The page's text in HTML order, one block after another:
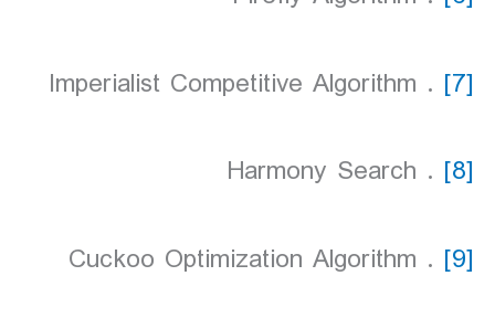
[7]
. Imperialist Competitive Algorithm
[8]
. Harmony Search
[9]
. Cuckoo Optimization Algorithm